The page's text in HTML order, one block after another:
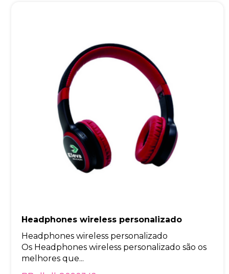
Headphones wireless personalizado
Headphones wireless personalizado
Os Headphones wireless personalizado são os
melhores que...